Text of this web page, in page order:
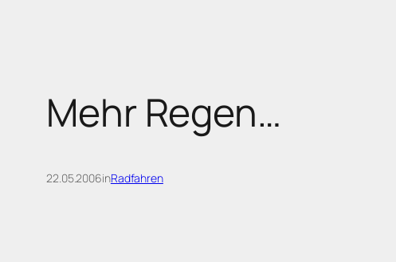
Mehr Regen…
22.05.2006inRadfahren